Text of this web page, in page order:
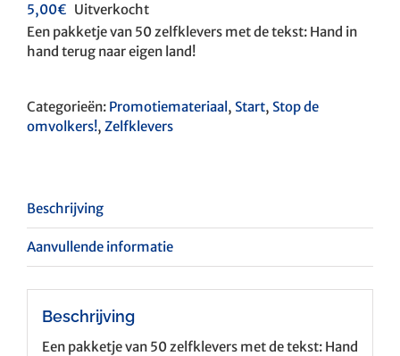
5,00€ Uitverkocht
Een pakketje van 50 zelfklevers met de tekst: Hand in
hand terug naar eigen land!
Categorieën: Promotiemateriaal, Start, Stop de
omvolkers!, Zelfklevers
Beschrijving
Aanvullende informatie
Beschrijving
Een pakketje van 50 zelfklevers met de tekst: Hand